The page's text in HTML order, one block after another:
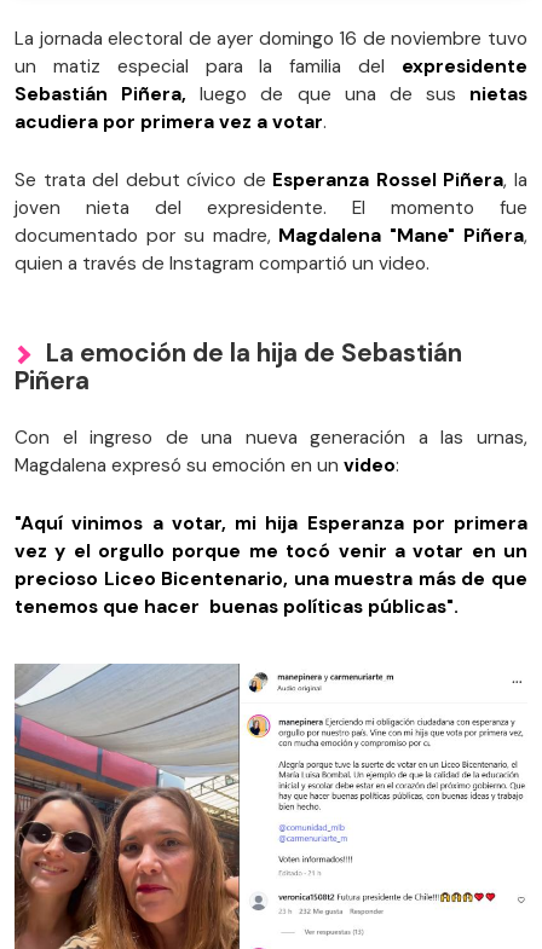
La jornada electoral de ayer domingo 16 de noviembre tuvo
un matiz especial para la familia del expresidente
Sebastián Piñera, luego de que una de sus nietas
acudiera por primera vez a votar.
Se trata del debut cívico de Esperanza Rossel Piñera, la
joven nieta del expresidente. El momento fue
documentado por su madre, Magdalena "Mane" Piñera,
quien a través de Instagram compartió un video.
La emoción de la hija de Sebastián
Piñera
Con el ingreso de una nueva generación a las urnas,
Magdalena expresó su emoción en un video:
"Aquí vinimos a votar, mi hija Esperanza por primera
vez y el orgullo porque me tocó venir a votar en un
precioso Liceo Bicentenario, una muestra más de que
tenemos que hacer buenas políticas públicas".